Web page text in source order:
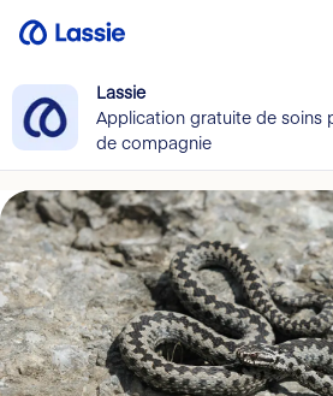
Lassie
Application gratuite de soins
de compagnie